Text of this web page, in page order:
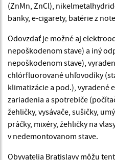
(ZnMn, ZnCl),
banky, e-cigarety, batérie z
Odovzdať je možné aj
nepoškodenom stave) a iný
nepoškodenom stave),
chlórfluorované uhľovodíky
klimatizácie a pod.), vyradené
zariadenia a spotrebiče
žehličky, vysávače, sušičky,
práčky, mixéry, žehličky na
v nedemontovanom stave.
Obyvatelia Bratislavy môžu